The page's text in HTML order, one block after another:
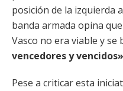
posición de la izquierda
banda armada opina
Vasco no era viable y se
vencedores y
Pese a criticar esta